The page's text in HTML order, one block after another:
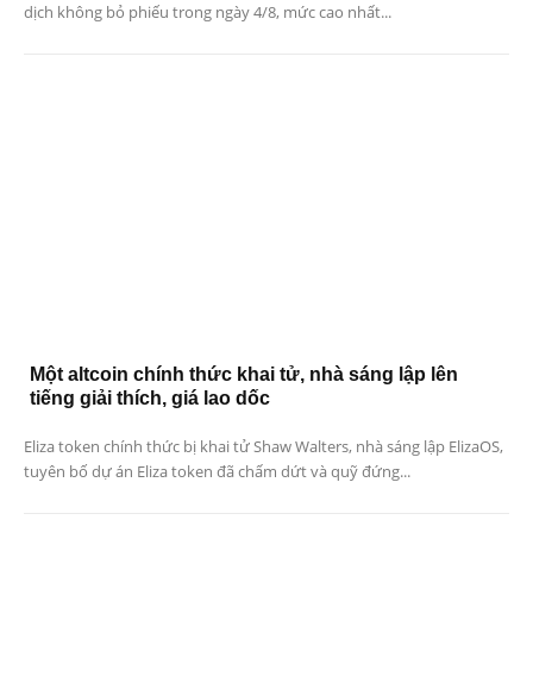
dịch không bỏ phiếu trong ngày 4/8, mức cao nhất...
Một altcoin chính thức khai tử, nhà sáng lập lên
tiếng giải thích, giá lao dốc
Eliza token chính thức bị khai tử Shaw Walters, nhà sáng lập ElizaOS,
tuyên bố dự án Eliza token đã chấm dứt và quỹ đứng...